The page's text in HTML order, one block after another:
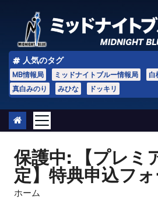
人気のタグ
MB情報局 ミッドナイトブルー情報局 白
真白みのり
みひな ドッキリ
保護中: 【プレミ
定】特典申込フ
ホーム